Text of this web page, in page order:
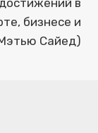
бизнесе и
Сайед)